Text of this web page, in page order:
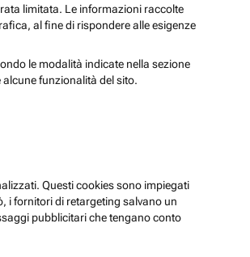
limitata. Le informazioni raccolte
al fine di rispondere alle esigenze
le modalità indicate nella sezione
funzionalità del sito.
Questi cookies sono impiegati
i fornitori di retargeting salvano un
pubblicitari che tengano conto